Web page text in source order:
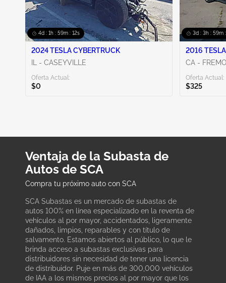
4d : 1h : 59m : 11s
2024 TESLA CYBERTRUCK
IL - CASEYVILLE
Oferta Actual:
$0
3d : 3h : 59m :
2016
CA -
Oferta Actual:
$325
Ventaja de la Subasta de
Autos de SCA
Compra tu próximo auto con SCA
SCA Subastas es un mercado de subastas de
autos 100% en línea especializado en la reventa de
vehículos al por mayor, accidentados, ligeramente
dañados, limpios, reparables y con título de
salvamento. Estamos abiertos al público, lo que le
brinda acceso a subastas exclusivas para
distribuidores sin necesidad de tener una licencia
de distribuidor. Puje en más de 300,000 vehículos
de IAA a los mismos precios al por mayor que los